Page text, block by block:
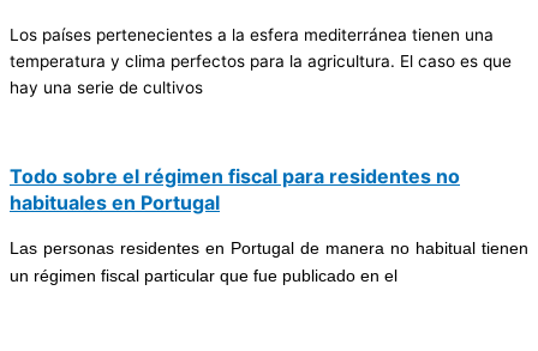
Los países pertenecientes a la esfera mediterránea tienen una
temperatura y clima perfectos para la agricultura. El caso es que
hay una serie de cultivos
Todo sobre el régimen fiscal para residentes no
habituales en Portugal
Las personas residentes en Portugal de manera no habitual tienen
un régimen fiscal particular que fue publicado en el